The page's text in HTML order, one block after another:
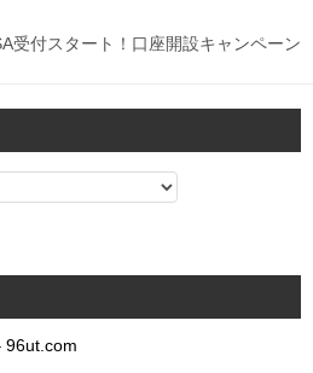
受付スタート！口座開設キャンペーン
96ut.com